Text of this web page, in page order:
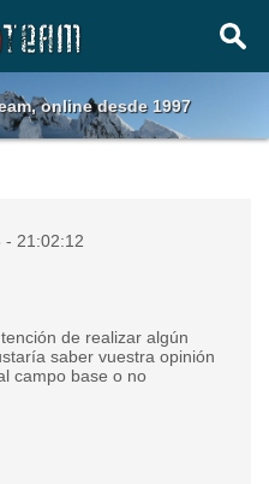
online desde 1997
- 21:02:12
de realizar algún
saber vuestra opinión
campo base o no